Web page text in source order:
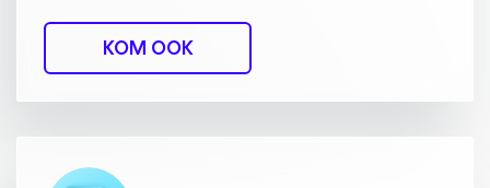
KOM OOK